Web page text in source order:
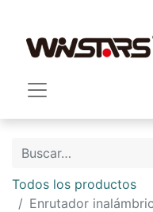
Todos los productos
Enrutador